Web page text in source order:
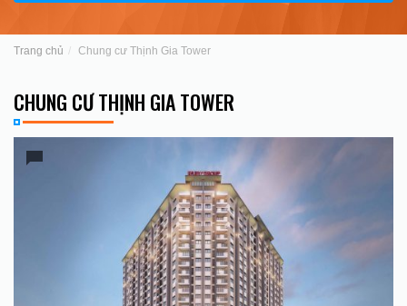
Trang chủ Chung cư Thịnh Gia Tower
CHUNG CƯ THỊNH GIA TOWER